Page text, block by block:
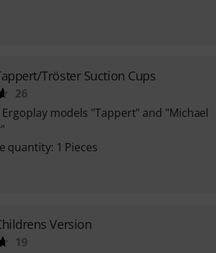
Tröster Suction Cups
26
models "Tappert" and "Michael
quantity: 1 Pieces
Version
19